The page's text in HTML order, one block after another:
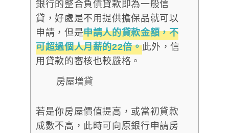
銀行的整合負債貸款即為一般信
貸，好處是不用提供擔保品就可以
申請，但是申請人的貸款金額，不
可超過個人月薪的22倍。此外，信
用貸款的審核也較嚴格。
房屋增貸
若是你房屋價值提高，或當初貸款
成數不高，此時可向原銀行申請房